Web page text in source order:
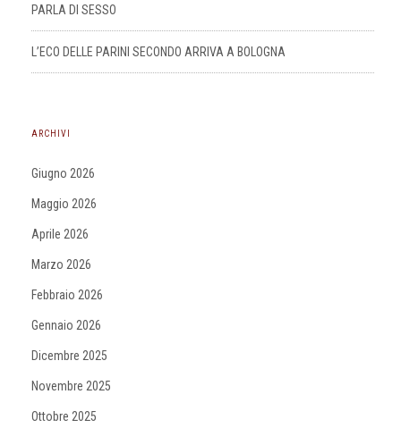
PARLA DI SESSO
L’ECO DELLE PARINI SECONDO ARRIVA A BOLOGNA
ARCHIVI
Giugno 2026
Maggio 2026
Aprile 2026
Marzo 2026
Febbraio 2026
Gennaio 2026
Dicembre 2025
Novembre 2025
Ottobre 2025